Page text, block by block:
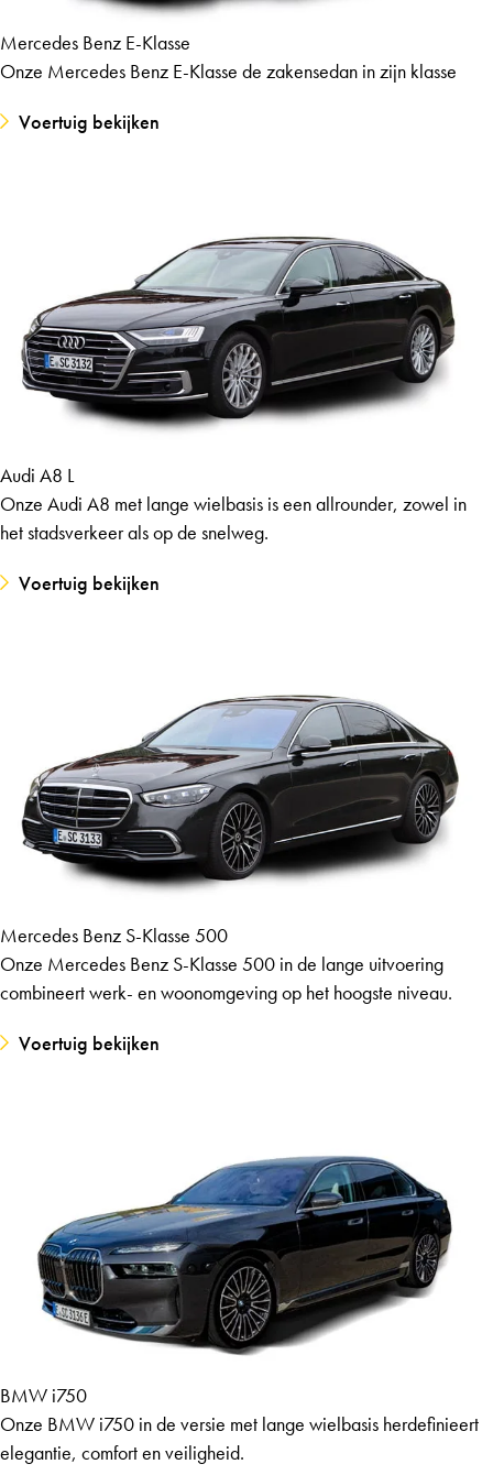
Mercedes Benz E-Klasse
Onze Mercedes Benz E-Klasse de zakensedan in zijn klasse
Voertuig bekijken
Audi A8 L
Onze Audi A8 met lange wielbasis is een allrounder, zowel in
het stadsverkeer als op de snelweg.
Voertuig bekijken
Mercedes Benz S-Klasse 500
Onze Mercedes Benz S-Klasse 500 in de lange uitvoering
combineert werk- en woonomgeving op het hoogste niveau.
Voertuig bekijken
BMW i750
Onze BMW i750 in de versie met lange wielbasis herdefinieert
elegantie, comfort en veiligheid.